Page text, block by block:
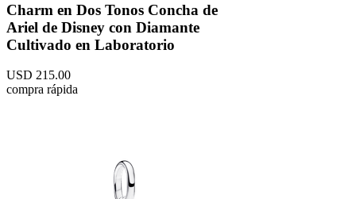
Charm en Dos Tonos Concha de
Ariel de Disney con Diamante
Cultivado en Laboratorio
USD 215.00
compra rápida